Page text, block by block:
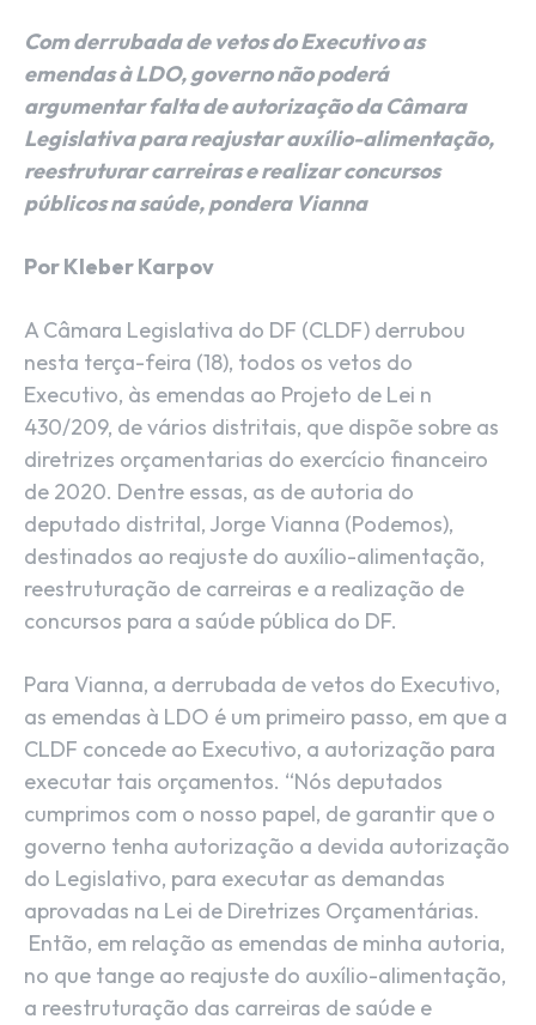
Com derrubada de vetos do Executivo as
emendas à LDO, governo não poderá
argumentar falta de autorização da Câmara
Legislativa para reajustar auxílio-alimentação,
reestruturar carreiras e realizar concursos
públicos na saúde, pondera Vianna
Por Kleber Karpov
A Câmara Legislativa do DF (CLDF) derrubou
nesta terça-feira (18), todos os vetos do
Executivo, às emendas ao Projeto de Lei n
430/209, de vários distritais, que dispõe sobre as
diretrizes orçamentarias do exercício financeiro
de 2020. Dentre essas, as de autoria do
deputado distrital, Jorge Vianna (Podemos),
destinados ao reajuste do auxílio-alimentação,
reestruturação de carreiras e a realização de
concursos para a saúde pública do DF.
Para Vianna, a derrubada de vetos do Executivo,
as emendas à LDO é um primeiro passo, em que a
CLDF concede ao Executivo, a autorização para
executar tais orçamentos. “Nós deputados
cumprimos com o nosso papel, de garantir que o
governo tenha autorização a devida autorização
do Legislativo, para executar as demandas
aprovadas na Lei de Diretrizes Orçamentárias.
Então, em relação as emendas de minha autoria,
no que tange ao reajuste do auxílio-alimentação,
a reestruturação das carreiras de saúde e